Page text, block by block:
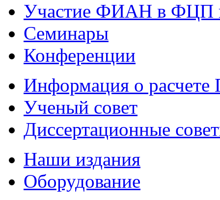
Участие ФИАН в ФЦП
Семинары
Конференции
Информация о
Ученый совет
Диссертационные
Наши издания
Оборудование